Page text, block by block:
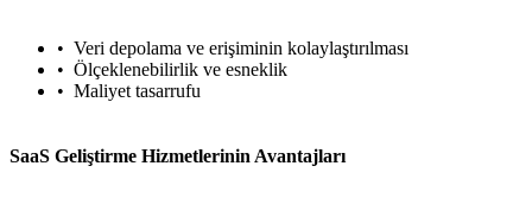
Veri depolama ve erişiminin kolaylaştırılması
Ölçeklenebilirlik ve esneklik
Maliyet tasarrufu
SaaS Geliştirme Hizmetlerinin Avantajları